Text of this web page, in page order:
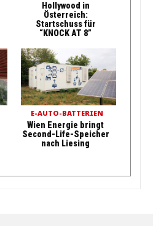
Hollywood in
Österreich:
Startschuss für
“KNOCK AT 8”
E-AUTO-BATTERIEN
Wien Energie bringt
Second-Life-Speicher
nach Liesing